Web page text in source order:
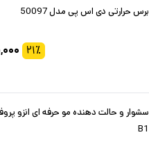
برس حرارتی دی اس پی مدل 50097
۲۱٪
سشوار و حالت دهنده مو حرفه ای انزو
B1